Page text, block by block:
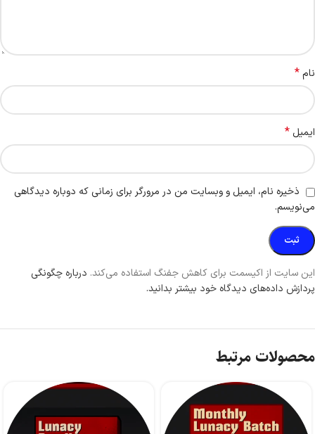
نام*
ایمیل *
ذخیره نام، ایمیل و وبسایت من در مرورگر برای زمانی که دوباره دیدگاهی
می‌نویسم.
این سایت از اکیسمت برای کاهش جفنگ استفاده می‌کند. درباره چگونگی
پردازش داده‌های دیدگاه خود بیشتر بدانید.
محصولات مرتبط